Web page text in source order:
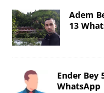
Adem
13
Ender Bey
WhatsApp